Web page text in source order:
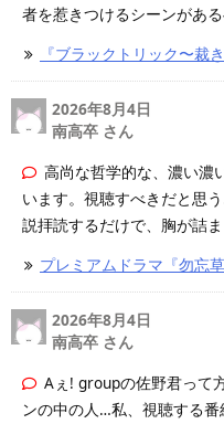
者を惹きつけるシーンがあ
『ブラックトリック〜裁
2026年8月4日
南高卒 さん
高尚な哲学的な、濃い濃
います。視聴すべきだと思
説拝読するだけで、胸が詰
プレミアムドラマ『勿忘
2026年8月4日
南高卒 さん
Aぇ! groupの佐野君って
ンの中の人…私、視聴する